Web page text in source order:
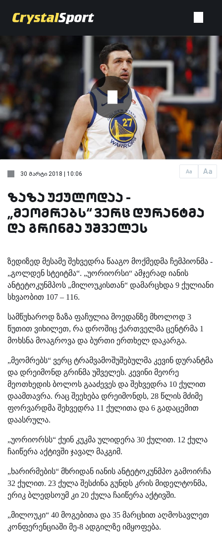
Aa Aa
30 მარტი 2018 | 10:06
ზაზა უქულოდაა -
„მეომრებს“ ვერც დურანტმა
და გრინმა უშველეს
ზედიზედ მესამე შეხვედრა წააგო მოქმედმა ჩემპიონმა -
„გოლდენ სტეიტმა“. „უორიორსი“ ამჯერად იანის
ანტეტოკუნმპოს „მილოუკისთან“ დამარცხდა 9 ქულიანი
სხვაობით 107 – 116.
სამწუხაროდ ზაზა ფაჩულია მოედანზე მხოლოდ 3
წუთით ვიხილეთ, რა დროშიც ქართველმა ცენტრმა 1
მოხსნა მოაგროვა და ბურთი ერთხელ დაკარგა.
„მეომრებს“ ვერც ტრამვამოშუშებულმა კევინ დურანტმა
და დრეიმონდ გრინმა უშველეს. კევინი მეორე
მეოთხედის ბოლოს გააძევეს და შეხვედრა 10 ქულით
დაამთავრა. რაც შეეხება დრეიმონდს, 28 წლის მძიმე
ფორვარდმა შეხვედრა 11 ქულითა და 6 გადაცემით
დაასრულა.
„უორიორსს“ ქუინ კუკმა ულიდერა 30 ქულით. 12 ქულა
ჩაიწერა აქტივში ჯავალ მაკგიმ.
„ხარირმების“ მხრიდან იანის ანტეტოკუნმპო გამოირჩა
32 ქულით. 23 ქულა შესძინა გუნდს კრის მიდელტონმა,
ერიკ ბლედსოუმ კი 20 ქულა ჩაიწერა აქტივში.
„მილოუკი“ 40 მოგებითა და 35 მარცხით აღმოსავლეთ
კონფერენციაში მე-8 ადგილზე იმყოფება.